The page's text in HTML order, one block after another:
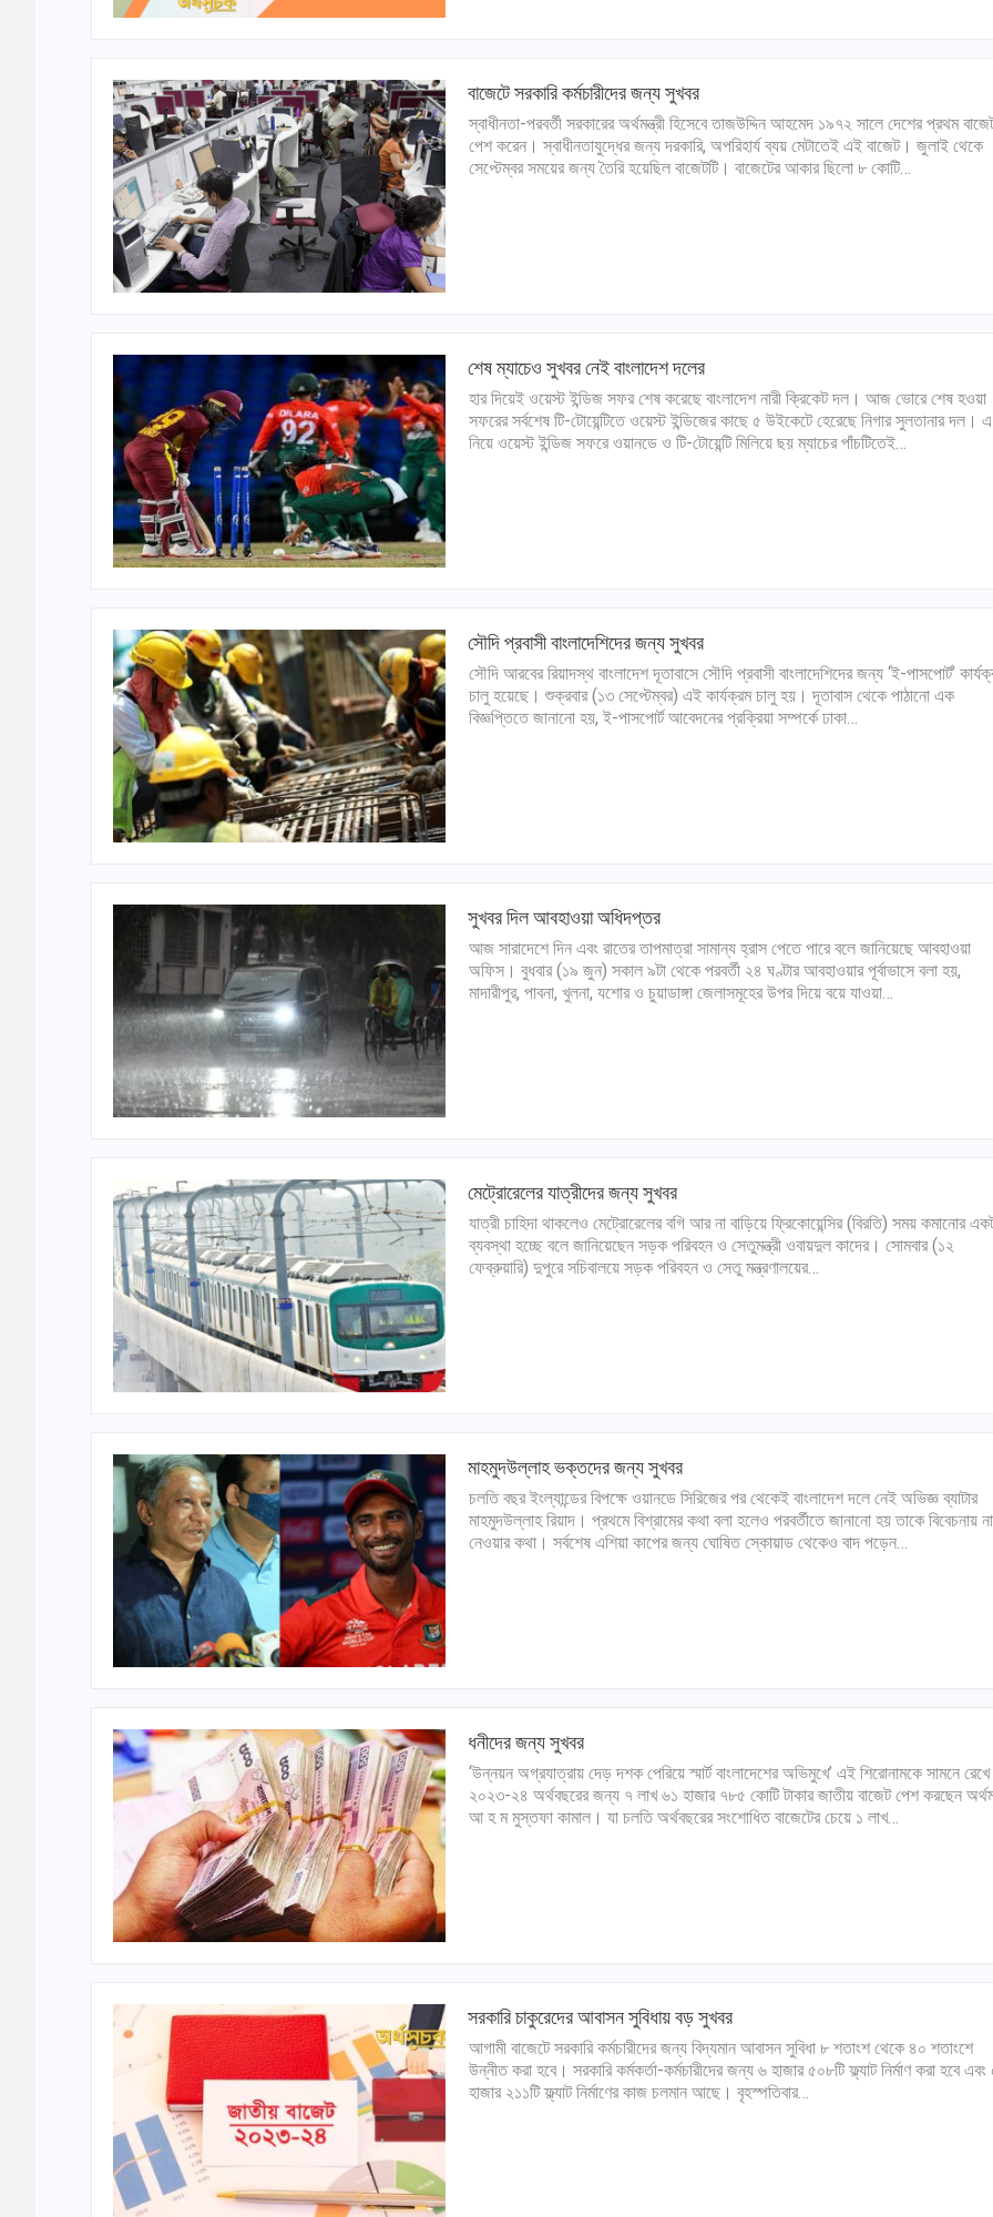
বাজেটে সরকারি কর্মচারীদের জন্য সুখবর
স্বাধীনতা-পরবর্তী সরকারের অর্থমন্ত্রী হিসেবে তাজউদ্দিন আহমেদ ১৯৭২ সালে দেশের প্রথম
পেশ করেন। স্বাধীনতাযুদ্ধের জন্য দরকারি, অপরিহার্য ব্যয় মেটাতেই এই বাজেট। জুলাই থেকে
সেপ্টেম্বর সময়ের জন্য তৈরি হয়েছিল বাজেটটি। বাজেটের আকার ছিলো ৮ কোটি…
শেষ ম্যাচেও সুখবর নেই বাংলাদেশ দলের
হার দিয়েই ওয়েস্ট ইন্ডিজ সফর শেষ করেছে বাংলাদেশ নারী ক্রিকেট দল। আজ ভোরে শেষ হওয়া
সফরের সর্বশেষ টি-টোয়েন্টিতে ওয়েস্ট ইন্ডিজের কাছে ৫ উইকেটে হেরেছে নিগার সুলতানার দল। এ
নিয়ে ওয়েস্ট ইন্ডিজ সফরে ওয়ানডে ও টি-টোয়েন্টি মিলিয়ে ছয় ম্যাচের পাঁচটিতেই…
সৌদি প্রবাসী বাংলাদেশিদের জন্য সুখবর
সৌদি আরবের রিয়াদস্থ বাংলাদেশ দূতাবাসে সৌদি প্রবাসী বাংলাদেশিদের জন্য ‘ই-পাসপোর্ট’
চালু হয়েছে। শুক্রবার (১৩ সেপ্টেম্বর) এই কার্যক্রম চালু হয়। দূতাবাস থেকে পাঠানো এক
বিজ্ঞপ্তিতে জানানো হয়, ই-পাসপোর্ট আবেদনের প্রক্রিয়া সম্পর্কে ঢাকা…
সুখবর দিল আবহাওয়া অধিদপ্তর
আজ সারাদেশে দিন এবং রাতের তাপমাত্রা সামান্য হ্রাস পেতে পারে বলে জানিয়েছে আবহাওয়া
অফিস। বুধবার (১৯ জুন) সকাল ৯টা থেকে পরবর্তী ২৪ ঘণ্টার আবহাওয়ার পূর্বাভাসে বলা হয়,
মাদারীপুর, পাবনা, খুলনা, যশোর ও চুয়াডাঙ্গা জেলাসমূহের উপর দিয়ে বয়ে যাওয়া…
মেট্রোরেলের যাত্রীদের জন্য সুখবর
যাত্রী চাহিদা থাকলেও মেট্রোরেলের বগি আর না বাড়িয়ে ফ্রিকোয়েন্সির (বিরতি) সময় কমানোর
ব্যবস্থা হচ্ছে বলে জানিয়েছেন সড়ক পরিবহন ও সেতুমন্ত্রী ওবায়দুল কাদের। সোমবার (১২
ফেব্রুয়ারি) দুপুরে সচিবালয়ে সড়ক পরিবহন ও সেতু মন্ত্রণালয়ের…
মাহমুদউল্লাহ ভক্তদের জন্য সুখবর
চলতি বছর ইংল্যান্ডের বিপক্ষে ওয়ানডে সিরিজের পর থেকেই বাংলাদেশ দলে নেই অভিজ্ঞ ব্যাটার
মাহমুদউল্লাহ রিয়াদ। প্রথমে বিশ্রামের কথা বলা হলেও পরবর্তীতে জানানো হয় তাকে বিবেচনায় না
নেওয়ার কথা। সর্বশেষ এশিয়া কাপের জন্য ঘোষিত স্কোয়াড থেকেও বাদ পড়েন…
ধনীদের জন্য সুখবর
‘উন্নয়ন অগ্রযাত্রায় দেড় দশক পেরিয়ে স্মার্ট বাংলাদেশের অভিমুখে’ এই শিরোনামকে সামনে রেখে
২০২৩-২৪ অর্থবছরের জন্য ৭ লাখ ৬১ হাজার ৭৮৫ কোটি টাকার জাতীয় বাজেট পেশ করছেন
আ হ ম মুস্তফা কামাল। যা চলতি অর্থবছরের সংশোধিত বাজেটের চেয়ে ১ লাখ…
সরকারি চাকুরেদের আবাসন সুবিধায় বড় সুখবর
আগামী বাজেটে সরকারি কর্মচারীদের জন্য বিদ্যমান আবাসন সুবিধা ৮ শতাংশ থেকে ৪০ শতাংশে
উন্নীত করা হবে। সরকারি কর্মকর্তা-কর্মচারীদের জন্য ৬ হাজার ৫০৮টি ফ্ল্যাট নির্মাণ করা হবে এবং
হাজার ২১১টি ফ্ল্যাট নির্মাণের কাজ চলমান আছে। বৃহস্পতিবার…